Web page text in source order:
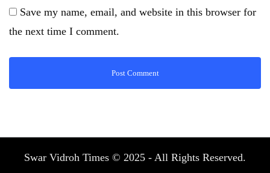
Save my name, email, and website in this browser for
the next time I comment.
Swar Vidroh Times © 2025 - All Rights Reserved.